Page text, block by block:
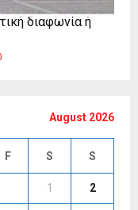
διαφωνία ή
August 2026
F S S
1 2